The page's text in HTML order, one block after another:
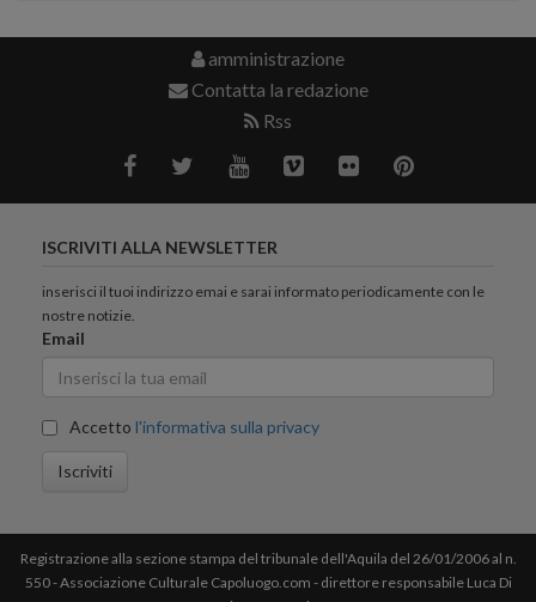
amministrazione
Contatta la redazione
Rss
ISCRIVITI ALLA NEWSLETTER
inserisci il tuoi indirizzo emai e sarai informato periodicamente con le
nostre notizie.
Email
Accetto l'informativa sulla privacy
Iscriviti
Registrazione alla sezione stampa del tribunale dell'Aquila del 26/01/2006 al n.
550 - Associazione Culturale Capoluogo.com - direttore responsabile Luca Di